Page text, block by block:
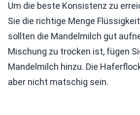
Um die beste Konsistenz zu
Sie die richtige Menge
sollten die Mandelmilch gut
Mischung zu trocken ist, fügen
Mandelmilch hinzu. Die
aber nicht matschig sein.